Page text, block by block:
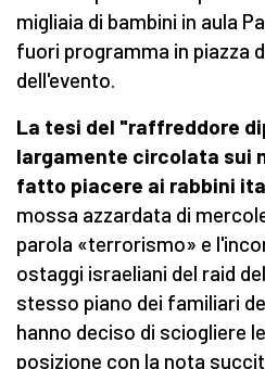
migliaia di bambini in aula
fuori programma in piazza
dell'evento.
La tesi del "raffreddore
largamente circolata sui
fatto piacere ai rabbini
mossa azzardata di
parola «terrorismo» e
ostaggi israeliani del raid
stesso piano dei familiari
hanno deciso di sciogliere
posizione con la nota